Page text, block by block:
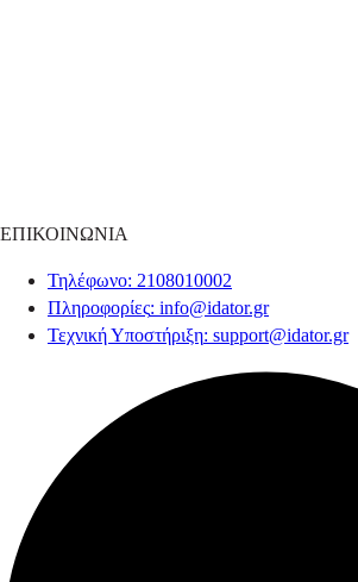
ΕΠΙΚΟΙΝΩΝΙΑ
Τηλέφωνο: 2108010002
Πληροφορίες: info@idator.gr
Τεχνική Υποστήριξη: support@idator.gr